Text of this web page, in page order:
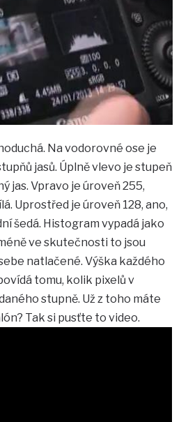
Na vodorovné ose je
jasů. Úplně vlevo je stupeň
jas. Vpravo je úroveň 255,
Uprostřed je úroveň 128, ano,
šedá. Histogram vypadá jako
ve skutečnosti to jsou
natlačené. Výška každého
tomu, kolik pixelů v
stupně. Už z toho máte
Tak si pusťte to video.